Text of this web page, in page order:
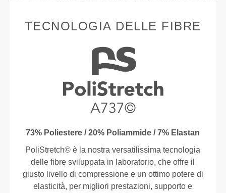
TECNOLOGIA DELLE FIBRE
73% Poliestere / 20% Poliammide / 7% Elastan
PoliStretch© è la nostra versatilissima tecnologia
delle fibre sviluppata in laboratorio, che offre il
giusto livello di compressione e un ottimo potere di
elasticità, per migliori prestazioni, supporto e